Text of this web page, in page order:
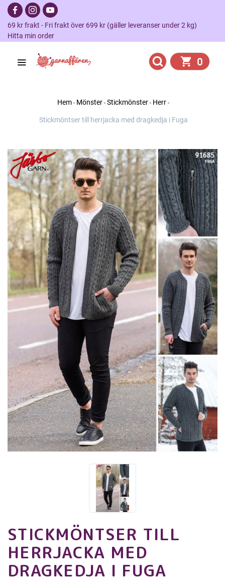
69 kr frakt - Fri frakt över 699 kr (gäller leveranser under 2 kg)
Hitta min order
0
Hem Mönster Stickmönster Herr
Stickmöntser till herrjacka med dragkedja i Fuga
STICKMÖNTSER TILL
HERRJACKA MED
DRAGKEDJA I FUGA